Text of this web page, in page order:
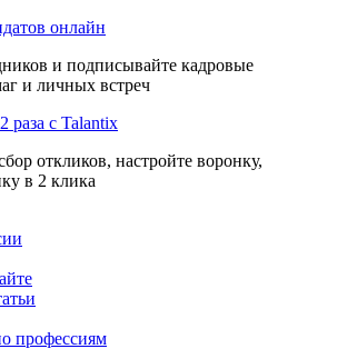
онлайн
и подписывайте кадровые
и личных встреч
раза с Talantix
откликов, настройте воронку,
в 2 клика
профессиям